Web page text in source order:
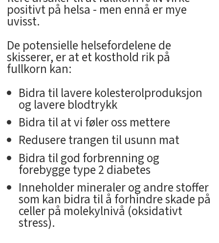
positivt på helsa - men ennå er mye
uvisst.
De potensielle helsefordelene de
skisserer, er at et kosthold rik på
fullkorn kan:
Bidra til lavere kolesterolproduksjon
og lavere blodtrykk
Bidra til at vi føler oss mettere
Redusere trangen til usunn mat
Bidra til god forbrenning og
forebygge type 2 diabetes
Inneholder mineraler og andre stoffer
som kan bidra til å forhindre skade på
celler på molekylnivå (oksidativt
stress).